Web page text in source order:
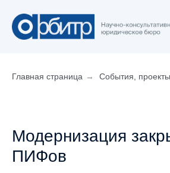
Главная страница → События, проекты
Модернизация
ПИФов